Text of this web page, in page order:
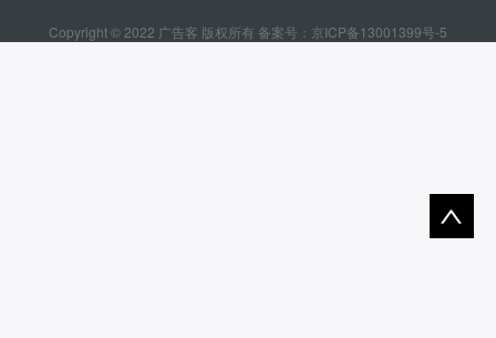
Copyright © 2022 广告客 版权所有 备案号： 京ICP备13001399号-5